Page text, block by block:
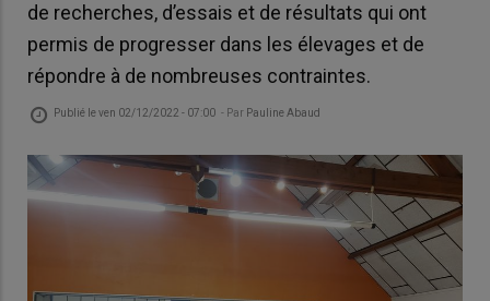
de recherches, d’essais et de résultats qui ont
permis de progresser dans les élevages et de
répondre à de nombreuses contraintes.
Publié leven 02/12/2022 - 07:00 - Par Pauline Abaud